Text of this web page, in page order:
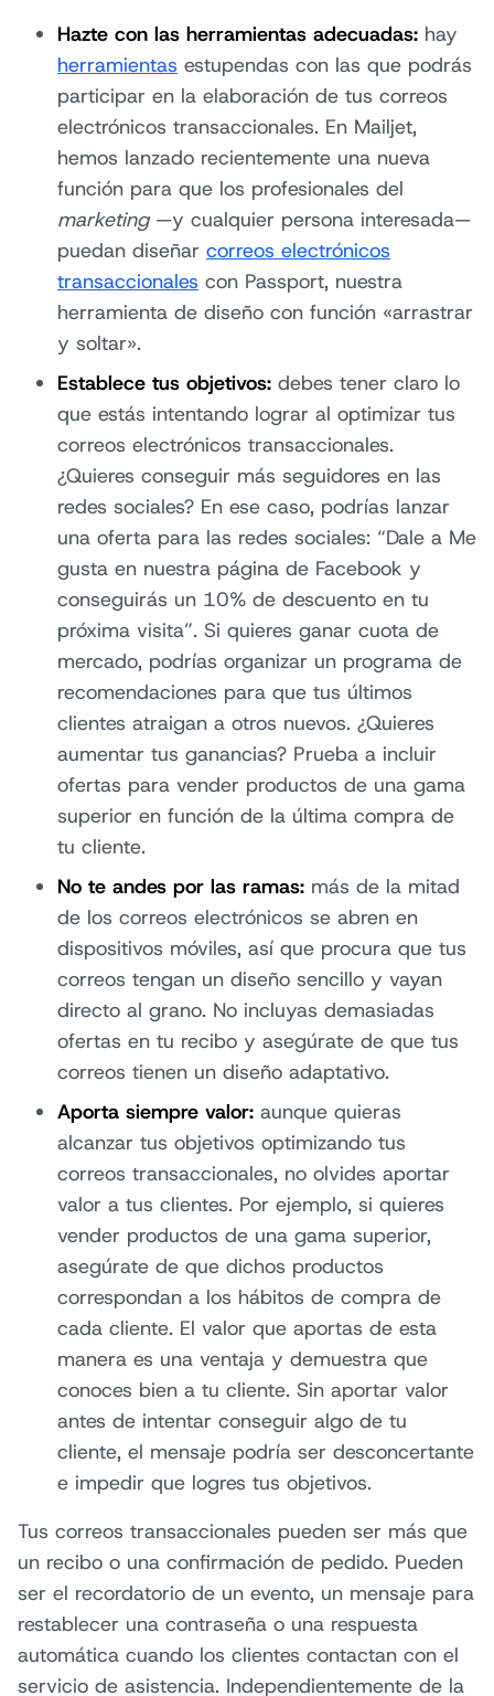
Hazte con las herramientas adecuadas: hay
herramientas estupendas con las que podrás
participar en la elaboración de tus correos
electrónicos transaccionales. En Mailjet,
hemos lanzado recientemente una nueva
función para que los profesionales del
marketing—y cualquier persona interesada—
puedan diseñar correos electrónicos
transaccionales con Passport, nuestra
herramienta de diseño con función «arrastrar
y soltar».
Establece tus objetivos: debes tener claro lo
que estás intentando lograr al optimizar tus
correos electrónicos transaccionales.
¿Quieres conseguir más seguidores en las
redes sociales? En ese caso, podrías lanzar
una oferta para las redes sociales: “Dale a Me
gusta en nuestra página de Facebook y
conseguirás un 10% de descuento en tu
próxima visita”. Si quieres ganar cuota de
mercado, podrías organizar un programa de
recomendaciones para que tus últimos
clientes atraigan a otros nuevos. ¿Quieres
aumentar tus ganancias? Prueba a incluir
ofertas para vender productos de una gama
superior en función de la última compra de
tu cliente.
No te andes por las ramas: más de la mitad
de los correos electrónicos se abren en
dispositivos móviles, así que procura que tus
correos tengan un diseño sencillo y vayan
directo al grano. No incluyas demasiadas
ofertas en tu recibo y asegúrate de que tus
correos tienen un diseño adaptativo.
Aporta siempre valor: aunque quieras
alcanzar tus objetivos optimizando tus
correos transaccionales, no olvides aportar
valor a tus clientes. Por ejemplo, si quieres
vender productos de una gama superior,
asegúrate de que dichos productos
correspondan a los hábitos de compra de
cada cliente. El valor que aportas de esta
manera es una ventaja y demuestra que
conoces bien a tu cliente. Sin aportar valor
antes de intentar conseguir algo de tu
cliente, el mensaje podría ser desconcertante
e impedir que logres tus objetivos.
Tus correos transaccionales pueden ser más que
un recibo o una confirmación de pedido. Pueden
ser el recordatorio de un evento, un mensaje para
restablecer una contraseña o una respuesta
automática cuando los clientes contactan con el
servicio de asistencia. Independientemente de la